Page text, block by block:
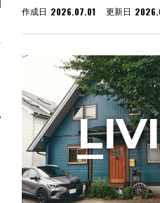
作成日 2026.07.01 更新日
L